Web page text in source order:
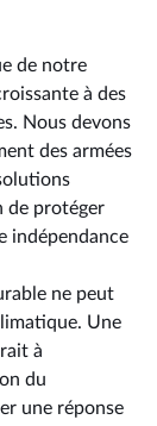
de notre
à des
Nous devons
des armées
de protéger
indépendance
ne peut
Une
à
du
une réponse